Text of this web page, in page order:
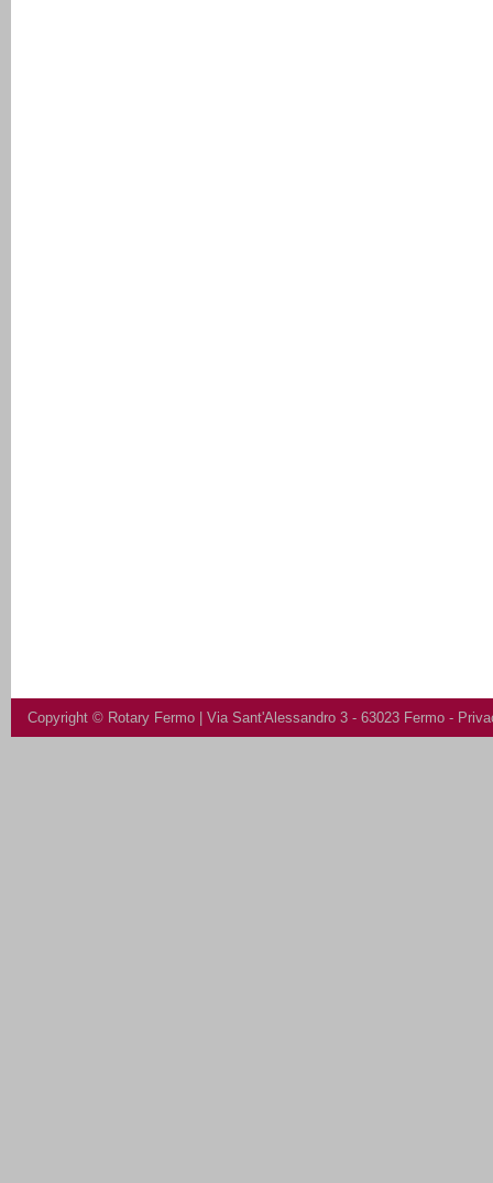
Copyright © Rotary Fermo | Via Sant'Alessandro 3 - 63023 Fermo -